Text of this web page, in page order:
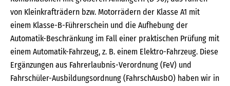
von Kleinkrafträdern bzw. Motorrädern der Klasse A1 mit
einem Klasse-B-Führerschein und die Aufhebung der
Automatik-Beschränkung im Fall einer praktischen Prüfung mit
einem Automatik-Fahrzeug, z. B. einem Elektro-Fahrzeug. Diese
Ergänzungen aus Fahrerlaubnis-Verordnung (FeV) und
Fahrschüler-Ausbildungsordnung (FahrschAusbO) haben wir in